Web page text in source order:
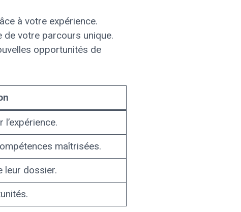
à votre expérience.
de votre parcours unique.
opportunités de
maîtrisées.
leur dossier.